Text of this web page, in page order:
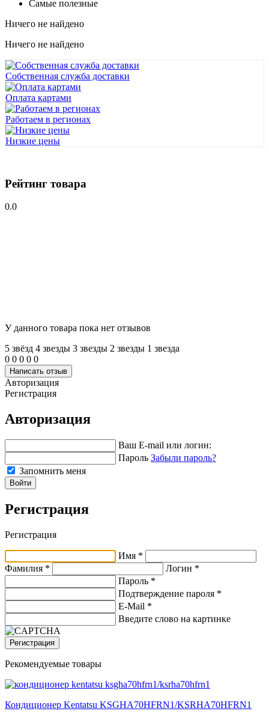
Самые полезные
Ничего не найдено
Ничего не найдено
Собственная служба доставки
Оплата картами
Работаем в регионах
Низкие цены
Рейтинг товара
0.0
У данного товара пока нет отзывов
5 звёзд 4 звeзды 3 звeзды 2 звeзды 1 звeзда
0 0 0 0 0
Написать отзыв
Авторизация
Регистрация
Авторизация
Ваш E-mail или логин:
Пароль Забыли пароль?
Запомнить меня
Войти
Регистрация
Регистрация
Имя *
Фамилия *
Логин *
Пароль *
Подтверждение пароля *
E-Mail *
Введите слово на картинке
Регистрация
Рекомендуемые товары
Кондиционер Kentatsu KSGHA70HFRN1/KSRHA70HFRN1